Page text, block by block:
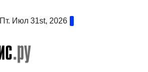
Пт. Июл 31st, 2026